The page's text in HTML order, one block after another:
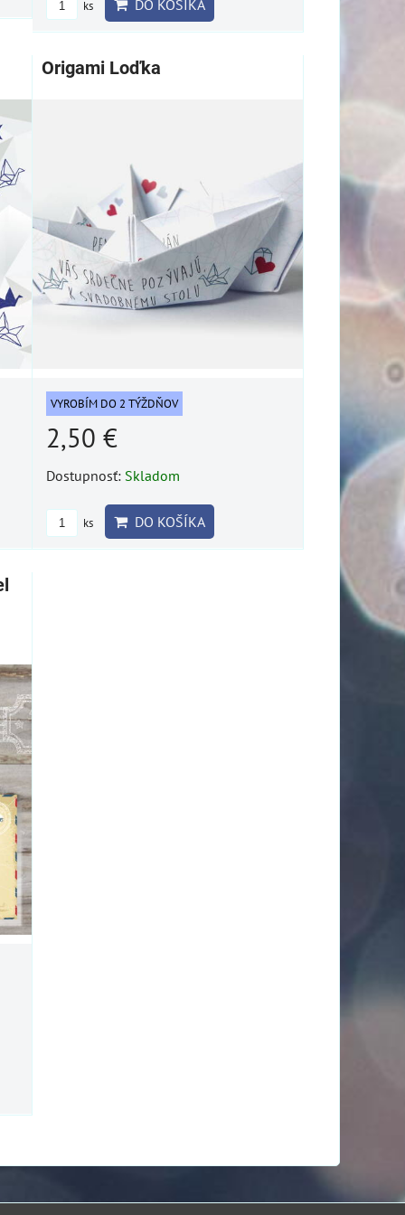
ks DO KOŠÍKA
Origami Loďka
VYROBÍM DO 2 TÝŽDŇOV
2,50 €
Dostupnosť: Skladom
ks DO KOŠÍKA